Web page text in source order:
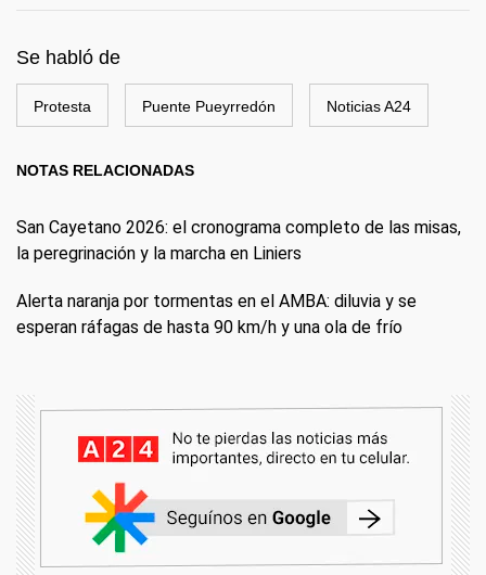
Se habló de
Protesta Puente Pueyrredón Noticias A24
NOTAS RELACIONADAS
San Cayetano 2026: el cronograma completo de las misas,
la peregrinación y la marcha en Liniers
Alerta naranja por tormentas en el AMBA: diluvia y se
esperan ráfagas de hasta 90 km/h y una ola de frío